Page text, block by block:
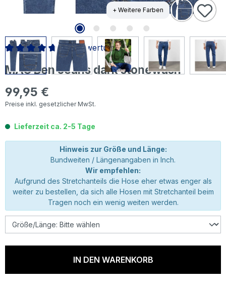
+ Weitere Farben
MAC Ben Jeans dark stonewash
Regulärer Preis:
99,95 €
Preise inkl. gesetzlicher MwSt.
Durchschnittliche Bewertung von 4.83 von 5 Sternen
15 Bewertungen
Lieferzeit ca. 2-5 Tage
Hinweis zur Größe und Länge:
Bundweiten / Längenangaben in Inch.
Wir empfehlen:
Aufgrund des Stretchanteils die Hose eher etwas enger als
weiter zu bestellen, da sich alle Hosen mit Stretchanteil beim
Tragen noch ein wenig weiten werden.
IN DEN WARENKORB